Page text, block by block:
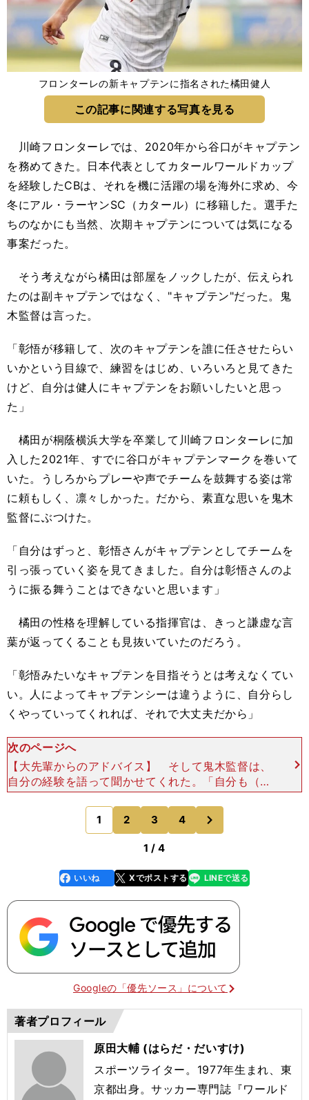
フロンターレの新キャプテンに指名された橘田健人
この記事に関連する写真を見る
川崎フロンターレでは、2020年から谷口がキャプテン
を務めてきた。日本代表としてカタールワールドカップ
を経験したCBは、それを機に活躍の場を海外に求め、今
冬にアル・ラーヤンSC（カタール）に移籍した。選手た
ちのなかにも当然、次期キャプテンについては気になる
事案だった。
そう考えながら橘田は部屋をノックしたが、伝えられ
たのは副キャプテンではなく、"キャプテン"だった。鬼
木監督は言った。
「彰悟が移籍して、次のキャプテンを誰に任させたらい
いかという目線で、練習をはじめ、いろいろと見てきた
けど、自分は健人にキャプテンをお願いしたいと思っ
た」
橘田が桐蔭横浜大学を卒業して川崎フロンターレに加
入した2021年、すでに谷口がキャプテンマークを巻いて
いた。うしろからプレーや声でチームを鼓舞する姿は常
に頼もしく、凛々しかった。だから、素直な思いを鬼木
監督にぶつけた。
「自分はずっと、彰悟さんがキャプテンとしてチームを
引っ張っていく姿を見てきました。自分は彰悟さんのよ
うに振る舞うことはできないと思います」
橘田の性格を理解している指揮官は、きっと謙虚な言
葉が返ってくることも見抜いていたのだろう。
「彰悟みたいなキャプテンを目指そうとは考えなくてい
い。人によってキャプテンシーは違うように、自分らし
くやっていってくれれば、それで大丈夫だから」
次のページへ
【大先輩からのアドバイス】 そして鬼木監督は、
自分の経験を語って聞かせてくれた。「自分も（コ
ーチから昇格して）監督に就任した時は、監督が務
まるかどうか不安ななかで挑戦してきた。でも、や
ったからこそ
1 2 3 4
のページへ
1 / 4
faceboo
k
いいね Xでポストする
line LINEで送る
Googleの「優先ソース」について
著者プロフィール
原田大輔 (はらだ・だいすけ)
スポーツライター。1977年生まれ、東
京都出身。サッカー専門誌『ワールド